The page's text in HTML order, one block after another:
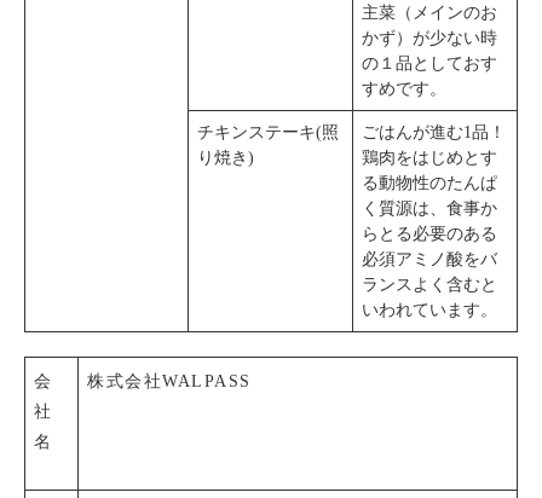
主菜（メインのお
かず）が少ない時
の１品としておす
すめです。
チキンステーキ(照
り焼き)
ごはんが進む1品！
鶏肉をはじめとす
る動物性のたんぱ
く質源は、食事か
らとる必要のある
必須アミノ酸をバ
ランスよく含むと
いわれています。
会
社
名
株式会社WALPASS